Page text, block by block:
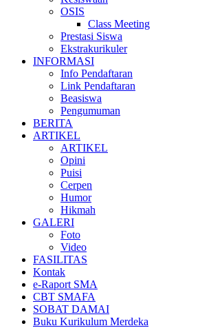
OSIS
Class Meeting
Prestasi Siswa
Ekstrakurikuler
INFORMASI
Info Pendaftaran
Link Pendaftaran
Beasiswa
Pengumuman
BERITA
ARTIKEL
ARTIKEL
Opini
Puisi
Cerpen
Humor
Hikmah
GALERI
Foto
Video
FASILITAS
Kontak
e-Raport SMA
CBT SMAFA
SOBAT DAMAI
Buku Kurikulum Merdeka